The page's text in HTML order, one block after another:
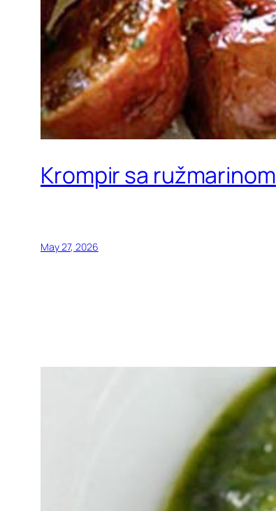
Krompir sa ružmarinom
May 27, 2026